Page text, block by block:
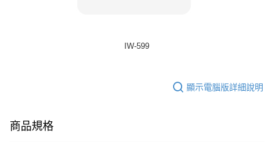
IW-599
顯示電腦版詳細說明
商品規格